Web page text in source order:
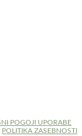
POGOJI UPORABE
POLITIKA ZASEBNOSTI